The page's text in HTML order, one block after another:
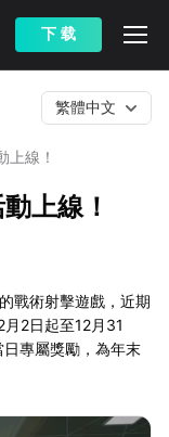
下 载
上線！
繁體中文
上線！
戰術射擊遊戲，近期
2日起至12月31
專屬獎勵，為年末